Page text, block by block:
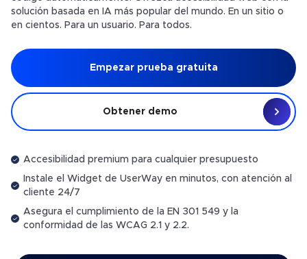
solución basada en IA más popular del mundo. En un sitio o
en cientos. Para un usuario. Para todos.
Empezar prueba gratuita
Obtener demo
Accesibilidad premium para cualquier presupuesto
Instale el Widget de UserWay en minutos, con atención al
cliente 24/7
Asegura el cumplimiento de la EN 301 549 y la
conformidad de las WCAG 2.1 y 2.2.